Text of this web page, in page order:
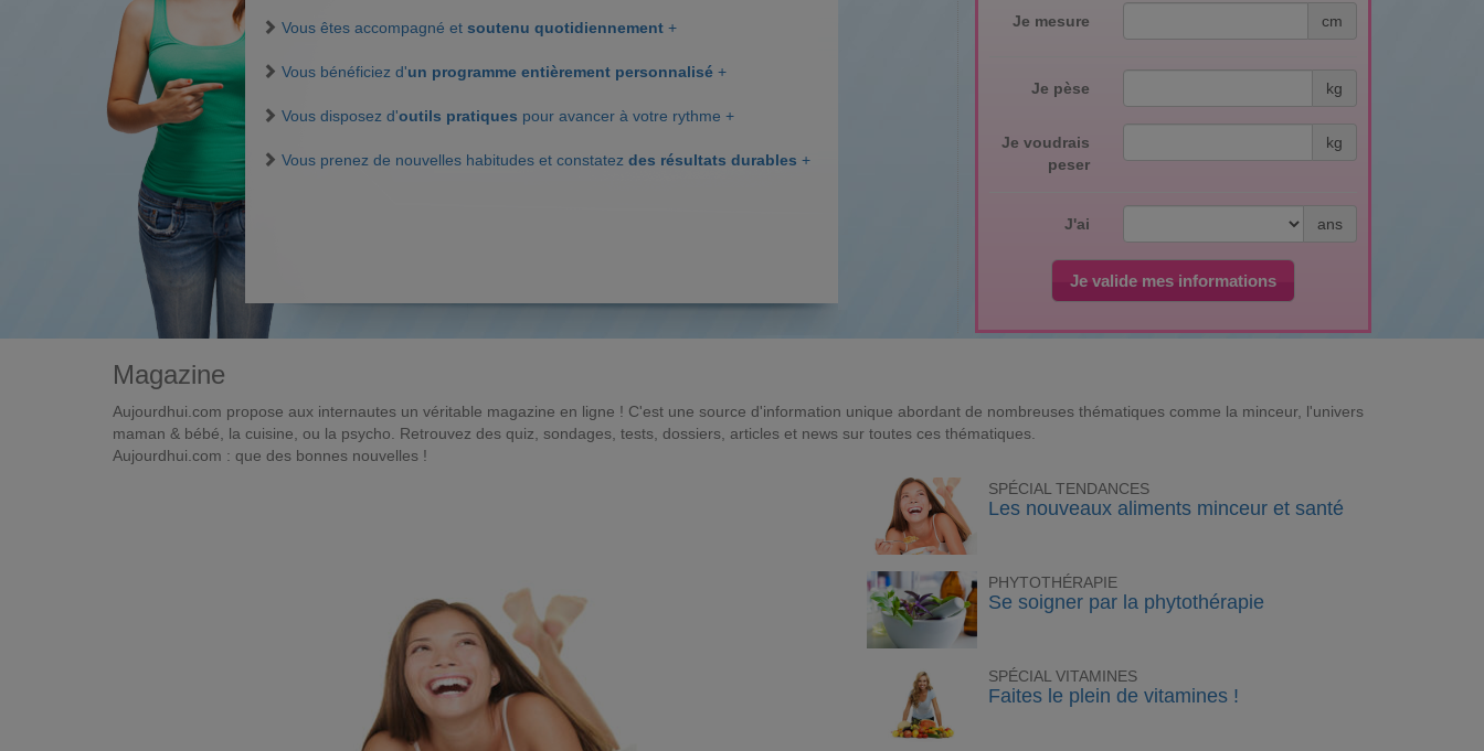
Je mesure cm
Je pèse kg
Je voudrais
peser
kg
J'ai ans
Je valide mes informations
Vous êtes accompagné et soutenu quotidiennement +
Vous bénéficiez d'un programme entièrement personnalisé +
Vous disposez d'outils pratiques pour avancer à votre rythme +
Vous prenez de nouvelles habitudes et constatez des résultats durables +
Magazine
Aujourdhui.com propose aux internautes un véritable magazine en ligne ! C'est une source d'information unique abordant de nombreuses thématiques comme la minceur, l'univers
maman & bébé, la cuisine, ou la psycho. Retrouvez des quiz, sondages, tests, dossiers, articles et news sur toutes ces thématiques.
Aujourdhui.com : que des bonnes nouvelles !
SPÉCIAL TENDANCES
Les nouveaux aliments minceur et santé
PHYTOTHÉRAPIE
Se soigner par la phytothérapie
SPÉCIAL VITAMINES
Faites le plein de vitamines !